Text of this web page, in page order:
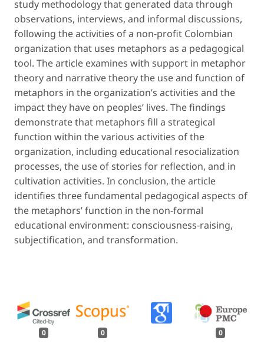
study methodology that generated data through
observations, interviews, and informal discussions,
following the activities of a non-profit Colombian
organization that uses metaphors as a pedagogical
tool. The article examines with support in metaphor
theory and narrative theory the use and function of
metaphors in the organization’s activities and the
impact they have on peoples’ lives. The findings
demonstrate that metaphors fill a strategical
function within the various activities of the
organization, including educational resocialization
processes, the use of stories for reflection, and in
cultivation activities. In conclusion, the article
identifies three fundamental pedagogical aspects of
the metaphors’ function in the non-formal
educational environment: consciousness-raising,
subjectification, and transformation.
0 0 0